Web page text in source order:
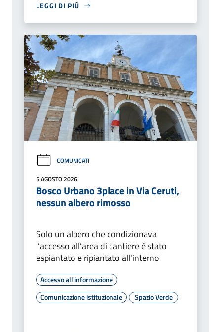
LEGGI DI PIÙ
COMUNICATI
5 AGOSTO 2026
Bosco Urbano 3place in Via Ceruti,
nessun albero rimosso
Solo un albero che condizionava
l’accesso all’area di cantiere è stato
espiantato e ripiantato all'interno
Accesso all'informazione
Comunicazione istituzionale
Spazio Verde